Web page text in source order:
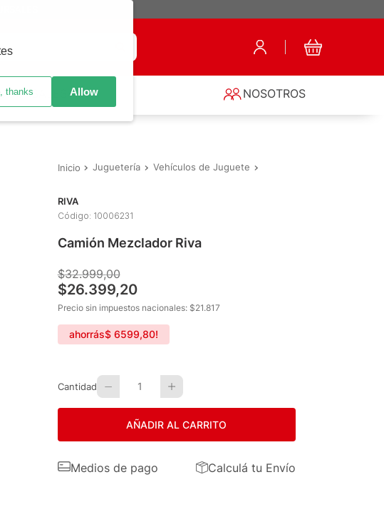
NOSOTROS
Juguetería Vehículos de Juguete
RIVA
Código: 10006231
Camión Mezclador Riva
$32.999,00
$26.399,20
Precio sin impuestos nacionales: $21.817
ahorrás$ 6599,80!
Cantidad 1
AÑADIR AL CARRITO
Medios de pago Calculá tu Envío
thanks Allow